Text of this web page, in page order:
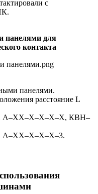
с
панелями для
контакта
панелями.
расстояние L
А–ХХ–Х–Х–Х–Х, КВН–
А–ХХ–Х–Х–Х–3.